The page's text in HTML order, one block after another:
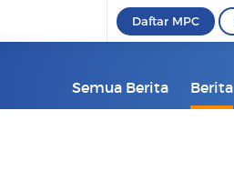
Daftar MPC
Semua Berita Berita